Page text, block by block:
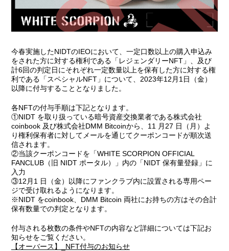
今春実施したNIDTのIEOにおいて、一定口数以上の購入申込み
をされた方に対する権利である「レジェンダリーNFT」、及び
計6回の判定日にそれぞれ一定数量以上を保有した方に対する権
利である「スペシャルNFT」について、2023年12月1日（金）
以降に付与することとなりました。
各NFTの付与手順は下記となります。
①NIDT を取り扱っている暗号資産交換業者である株式会社
coinbook 及び株式会社DMM Bitcoinから、11 月27 日（月）よ
り権利保有者に対してメールを通じてクーポンコードが順次送
信されます。
②当該クーポンコードを「WHITE SCORPION OFFICIAL
FANCLUB（旧 NIDT ポータル）」内の「NIDT 保有量登録」に
入力
③12月1 日（金）以降にファンクラブ内に設置される専用ペー
ジで受け取れるようになります。
※NIDT をcoinbook、DMM Bitcoin 両社にお持ちの方はその合計
保有数量での判定となります。
付与される枚数の条件やNFTの内容など詳細については下記お
知らせをご覧ください。
【オーバース】_NFT付与のお知らせ